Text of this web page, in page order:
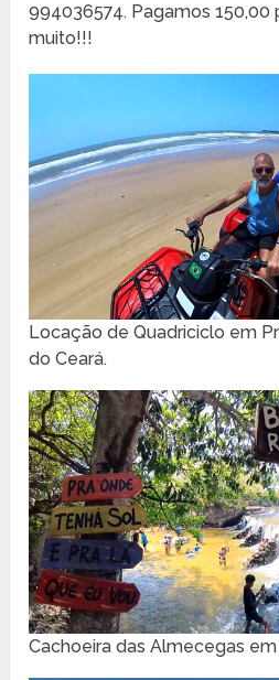
994036574. Pagamos 150,00
muito!!!
Locação de Quadriciclo em
do Ceará.
Cachoeira das Almecegas